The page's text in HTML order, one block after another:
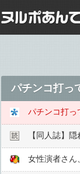
【同人誌】
女性演者さ